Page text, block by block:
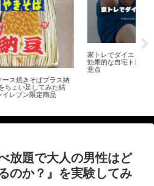
家トレでダイエットを痩せたい！
効果的な自宅トレーニング法と注
意点
放題で大人の男性はど
のか？』を実験してみ